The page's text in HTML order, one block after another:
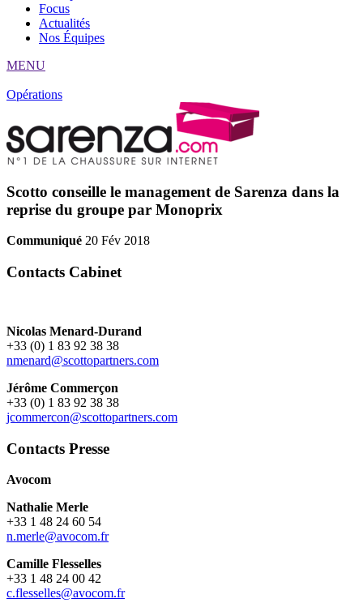
Focus
Actualités
Nos Équipes
MENU
Opérations
Scotto conseille le management de Sarenza dans la
reprise du groupe par Monoprix
Communiqué 20 Fév 2018
Contacts Cabinet
Nicolas Menard-Durand
+33 (0) 1 83 92 38 38
nmenard@scottopartners.com
Jérôme Commerçon
+33 (0) 1 83 92 38 38
jcommercon@scottopartners.com
Contacts Presse
Avocom
Nathalie Merle
+33 1 48 24 60 54
n.merle@avocom.fr
Camille Flesselles
+33 1 48 24 00 42
c.flesselles@avocom.fr